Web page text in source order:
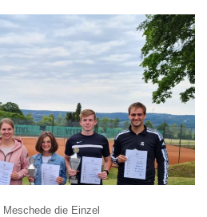
die Einzel